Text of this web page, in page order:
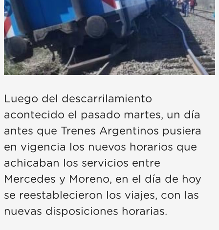
Luego del descarrilamiento
acontecido el pasado martes, un día
antes que Trenes Argentinos pusiera
en vigencia los nuevos horarios que
achicaban los servicios entre
Mercedes y Moreno, en el día de hoy
se reestablecieron los viajes, con las
nuevas disposiciones horarias.